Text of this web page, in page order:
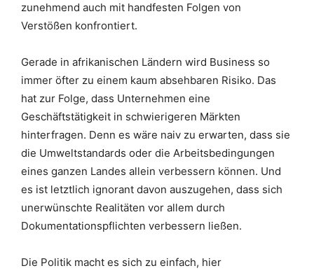
zunehmend auch mit handfesten Folgen von
Verstößen konfrontiert.
Gerade in afrikanischen Ländern wird Business so
immer öfter zu einem kaum absehbaren Risiko. Das
hat zur Folge, dass Unternehmen eine
Geschäftstätigkeit in schwierigeren Märkten
hinterfragen. Denn es wäre naiv zu erwarten, dass sie
die Umweltstandards oder die Arbeitsbedingungen
eines ganzen Landes allein verbessern können. Und
es ist letztlich ignorant davon auszugehen, dass sich
unerwünschte Realitäten vor allem durch
Dokumentationspflichten verbessern ließen.
Die Politik macht es sich zu einfach, hier